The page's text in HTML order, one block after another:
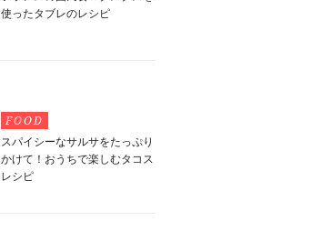
使ったタブレのレシピ
FOOD
スパイシーなサルサをたっぷり
かけて！おうちで楽しむタコス
レシピ